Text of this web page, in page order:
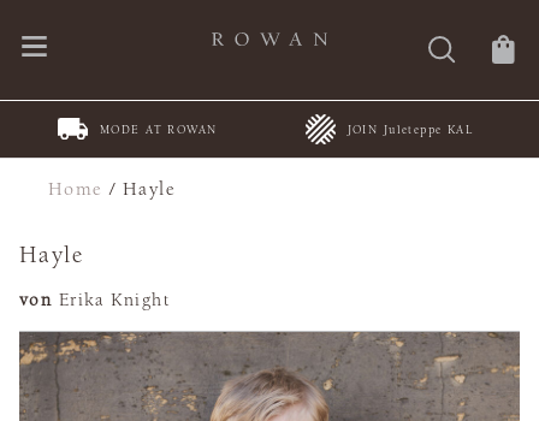
MODE AT ROWAN JOIN Juleteppe KAL
Home /Hayle
Hayle
von Erika Knight